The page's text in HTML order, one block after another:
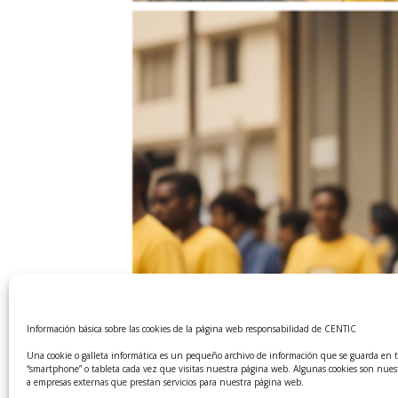
Información básica sobre las cookies de la página web responsabilidad de CENTIC
Una cookie o galleta informática es un pequeño archivo de información que se guarda en
“smartphone” o tableta cada vez que visitas nuestra página web. Algunas cookies son
a empresas externas que prestan servicios para nuestra página web.
Proyecto CLIP Lens: